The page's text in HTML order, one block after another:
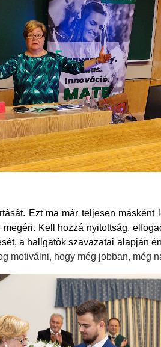
Ezt ma már teljesen
Kell hozzá nyitottság,
a hallgatók szavazatai alapján
motiválni, hogy még jobban, még